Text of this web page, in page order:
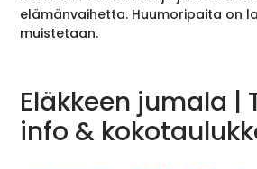
elämänvaihetta. Huumoripaita on
muistetaan.
Eläkkeen jumala |
info &